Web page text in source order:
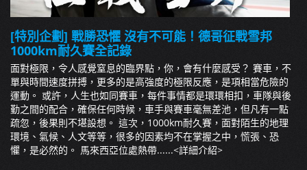
[特別企劃] 戰勝恐懼 沒有不可能！德哥征戰雪邦
1000km耐久賽全記錄
面對極限，令人感覺窒息的臨界點，你，會有什麼感受？ 賽車，不
單與時間速度拼搏，更多的是高強度的極限反應，是項相當危險的
運動。 或許，人生也如同賽車，每件事情都是環環相扣，車隊與後
勤之間的配合，確保任何時候，車手與賽車毫無差池，但凡有一點
疏忽，後果則不堪設想。 這次，1000km耐久賽，面對陌生的地理
環境、氣候、人文等等，很多的因素均不在掌握之中，慌張、恐
懼，是必然的。 馬來西亞位處熱帶......<詳細介紹>